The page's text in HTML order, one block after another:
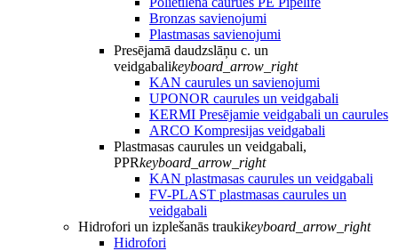
Bronzas savienojumi
Plastmasas savienojumi
Presējamā daudzslāņu c. un
veidgabalikeyboard_arrow_right
KAN caurules un savienojumi
UPONOR caurules un veidgabali
KERMI Presējamie veidgabali un caurules
ARCO Kompresijas veidgabali
Plastmasas caurules un veidgabali,
PPRkeyboard_arrow_right
KAN plastmasas caurules un veidgabali
FV-PLAST plastmasas caurules un
veidgabali
Hidrofori un izplešanās traukikeyboard_arrow_right
Hidrofori